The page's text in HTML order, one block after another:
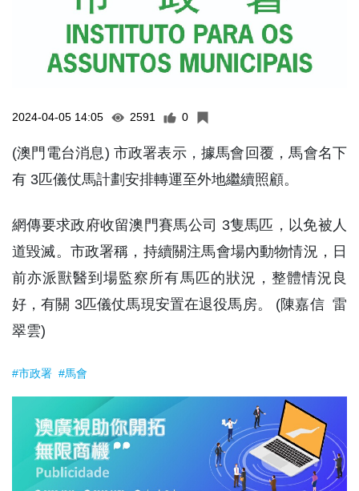
2024-04-05 14:05 2591 0
(澳門電台消息) 市政署表示，據馬會回覆，馬會名下
有 3匹儀仗馬計劃安排轉運至外地繼續照顧。
網傳要求政府收留澳門賽馬公司 3隻馬匹，以免被人
道毀滅。市政署稱，持續關注馬會場內動物情況，日
前亦派獸醫到場監察所有馬匹的狀況，整體情況良
好，有關 3匹儀仗馬現安置在退役馬房。 (陳嘉信 雷
翠雲)
#市政署 #馬會